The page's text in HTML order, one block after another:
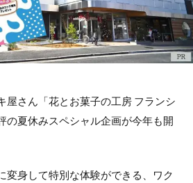
屋さん「花とお菓子の工房 フランシ
の夏休みスペシャル企画が今年も開
変身して特別な体験ができる、ワク